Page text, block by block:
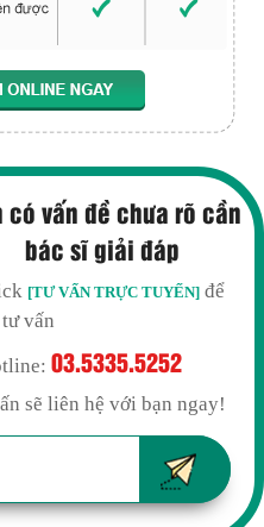
có vấn đề chưa rõ cần
bác sĩ giải đáp
[TƯ VẤN TRỰC TUYẾN] để
vấn
03.5335.5252
sẽ liên hệ với bạn ngay!